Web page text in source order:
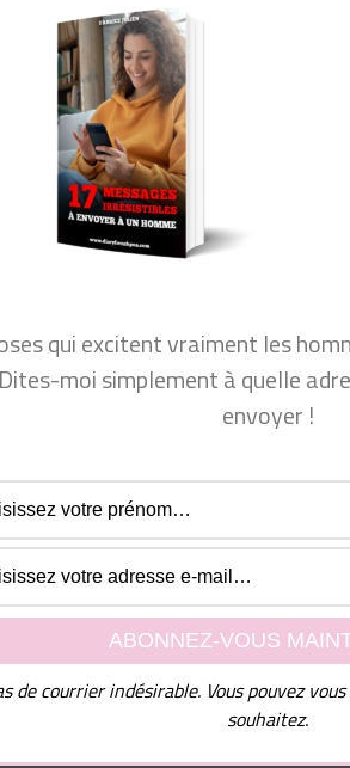
un homme
homme ?
Déjà Une Copine ?
chez un homme
plus de succès
vie sexuelle ?
nombreux conseils ainsi que mon
chez les femmes", dites-moi
dois vous les envoyer !
vous désinscrire à tout moment.
qui excitent vraiment les
Dites-moi simplement à quelle
envoyer !
de courrier indésirable. Vous pouvez
souhaitez.